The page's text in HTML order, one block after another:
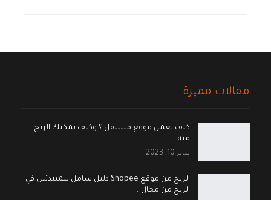
مقالات مميزة
كيف يعمل موقع مستقل ؟ وكيف يمكنك الربح
منه
يناير 10, 2023
الربح من موقع Shopee دليل شامل للمبتدئين في
الربح من مجال…